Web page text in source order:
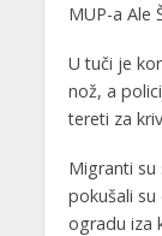
MUP-a Ale
U tuči je
nož, a
tereti za
Migranti
pokušali su
ogradu iza